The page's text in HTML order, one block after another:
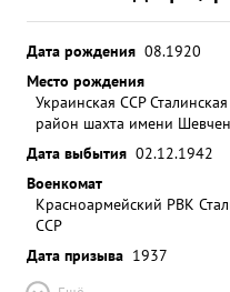
Дата рождения 08.1920
Место рождения
Украинская ССР
район шахта имени
Дата выбытия 02.12.1942
Военкомат
Красноармейский РВК
ССР
Дата призыва 1937